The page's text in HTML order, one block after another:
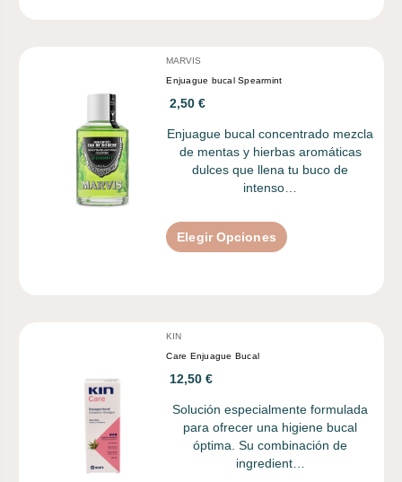
MARVIS
Enjuague bucal Spearmint
2,50 €
Enjuague bucal concentrado mezcla
de mentas y hierbas aromáticas
dulces que llena tu buco de
intenso…
Elegir Opciones
KIN
Care Enjuague Bucal
12,50 €
Solución especialmente formulada
para ofrecer una higiene bucal
óptima. Su combinación de
ingredient…